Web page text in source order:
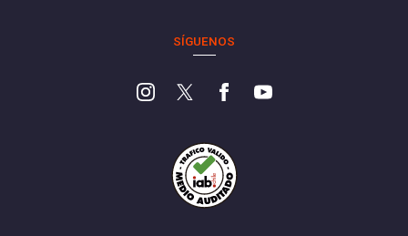
SÍGUENOS